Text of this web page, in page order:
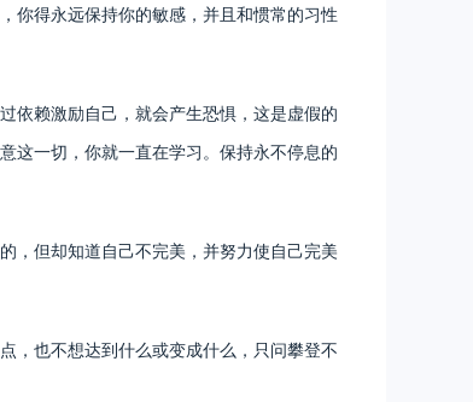
你得永远保持你的敏感，并且和惯常的习性
赖激励自己，就会产生恐惧，这是虚假的
这一切，你就一直在学习。保持永不停息的
但却知道自己不完美，并努力使自己完美
也不想达到什么或变成什么，只问攀登不